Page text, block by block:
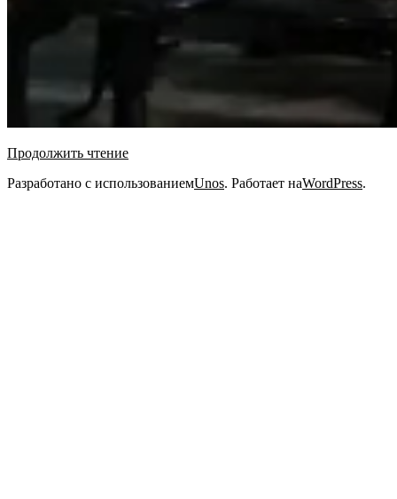
Продолжить чтение
2021-
Разработано с использованиемUnos. Работает наWordPress.